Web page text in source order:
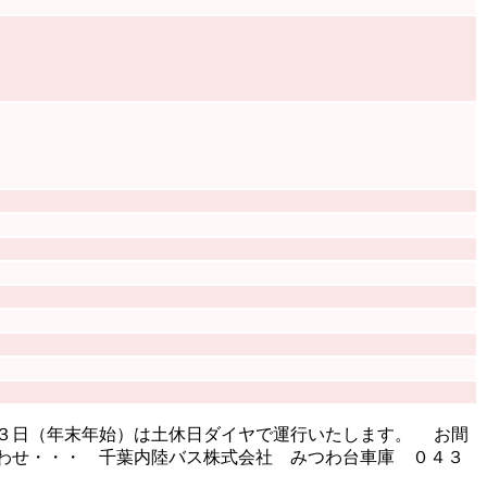
（年末年始）は土休日ダイヤで運行いたします。 お間
わせ・・・ 千葉内陸バス株式会社 みつわ台車庫 ０４３